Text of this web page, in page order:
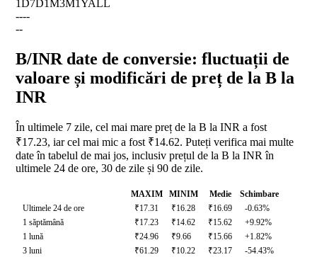
1D7D1M3M1YALL
----
--
B/INR date de conversie: fluctuații de
valoare și modificări de preț de la B la
INR
În ultimele 7 zile, cel mai mare preț de la B la INR a fost
₹17.23, iar cel mai mic a fost ₹14.62. Puteți verifica mai multe
date în tabelul de mai jos, inclusiv prețul de la B la INR în
ultimele 24 de ore, 30 de zile și 90 de zile.
MAXIM MINIM Medie
Schimbare
Ultimele 24 de ore
₹17.31 ₹16.28 ₹16.69
-0.63%
1 săptămână
₹17.23 ₹14.62 ₹15.62
+9.92%
1 lună
₹24.96 ₹9.66 ₹15.66
+1.82%
3 luni
₹61.29 ₹10.22 ₹23.17 -54.43%